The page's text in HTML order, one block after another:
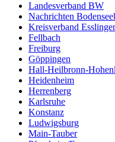
Landesverband BW
Nachrichten
Kreisverband
Fellbach
Freiburg
Göppingen
Hall-Heilbronn-
Heidenheim
Herrenberg
Karlsruhe
Konstanz
Ludwigsburg
Main-Tauber